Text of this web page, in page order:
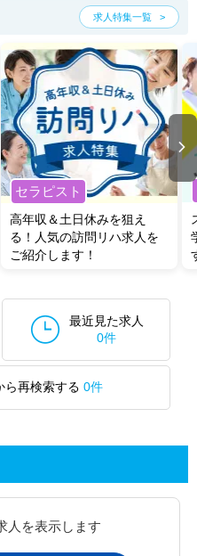
求人特集一覧
セラピスト
高年収＆土日休みを狙え
る！人気の訪問リハ求人を
ご紹介します！
最近見た求人
0件
ら再検索する 0件
人を表示します